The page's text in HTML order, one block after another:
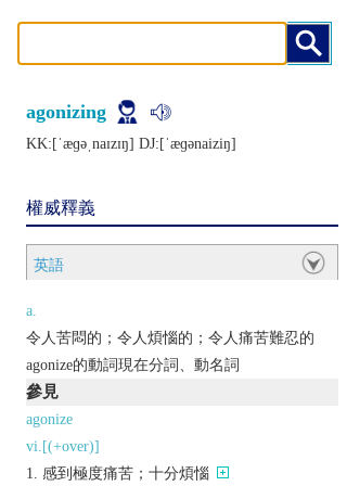
agonizing
KK:[ˈæɡǝˌnaɪzɪŋ] DJ:[ˈæɡǝnaiziŋ]
權威釋義
英語
a.
令人苦悶的；令人煩惱的；令人痛苦難忍的
agonize的動詞現在分詞、動名詞
參見
agonize
vi.[(+over)]
感到極度痛苦；十分煩惱